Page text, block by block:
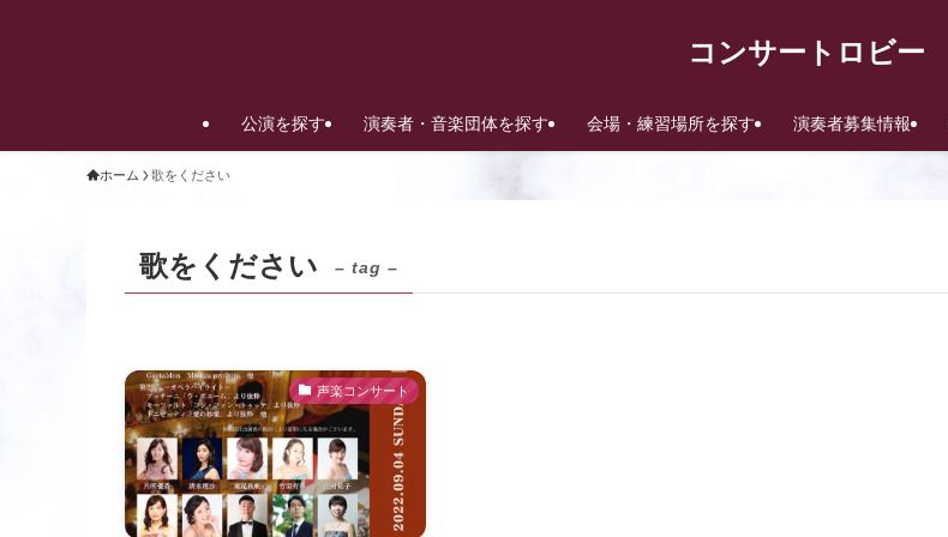
コンサートロビー
公演を探す 演奏者・音楽団体を探す 会場・練習場所を探す 演奏者募集情報
ホーム 歌をください
歌をください – tag –
声楽コンサート